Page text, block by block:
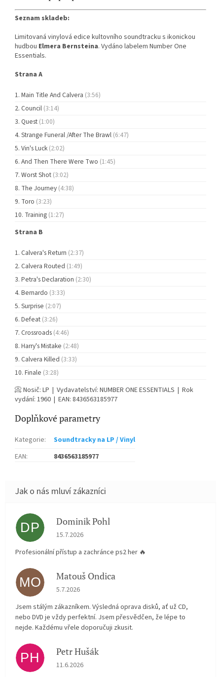
Seznam skladeb:
Limitovaná vinylová edice kultovního soundtracku s ikonickou
hudbou Elmera Bernsteina. Vydáno labelem Number One
Essentials.
Strana A
Main Title And Calvera (3:56)
Council (3:14)
Quest (1:00)
Strange Funeral /After The Brawl (6:47)
Vin's Luck (2:02)
And Then There Were Two (1:45)
Worst Shot (3:02)
The Journey (4:38)
Toro (3:23)
Training (1:27)
Strana B
Calvera's Return (2:37)
Calvera Routed (1:49)
Petra's Declaration (2:30)
Bernardo (3:33)
Surprise (2:07)
Defeat (3:26)
Crossroads (4:46)
Harry's Mistake (2:48)
Calvera Killed (3:33)
Finale (3:28)
📀 Nosič: LP | Vydavatelství: NUMBER ONE ESSENTIALS | Rok
vydání: 1960 | EAN: 8436563185977
Doplňkové parametry
Kategorie:
Soundtracky na LP / Vinyl
EAN: 8436563185977
DP Dominik Pohl
Hodnocení obchodu je 5 z 5 hvězdiček.
15.7.2026
Profesionální přístup a zachránce ps2 her 🔥
MO Matouš Ondica
Hodnocení obchodu je 5 z 5 hvězdiček.
5.7.2026
Jsem stálým zákazníkem. Výsledná oprava disků, ať už CD,
nebo DVD je vždy perfektní. Jsem přesvědčen, že lépe to
nejde. Každému vřele doporučuji zkusit.
PH Petr Hušák
Hodnocení obchodu je 5 z 5 hvězdiček.
11.6.2026